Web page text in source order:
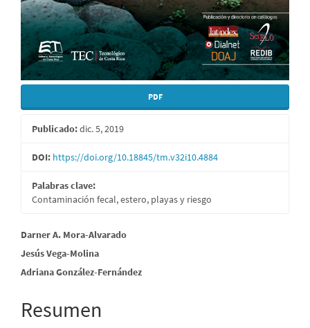
PDF
Publicado:dic. 5, 2019
DOI: https://doi.org/10.18845/tm.v32i10.4884
Palabras clave:
Contaminación fecal, estero, playas y riesgo
Contenido
principal
del
artículo
Darner A. Mora-Alvarado
Jesús Vega-Molina
Adriana González-Fernández
Resumen